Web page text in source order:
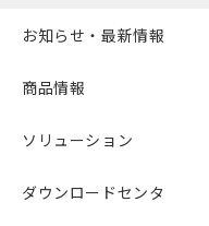
お知らせ・最新情報
商品情報
ソリューション
ダウンロードセンタ